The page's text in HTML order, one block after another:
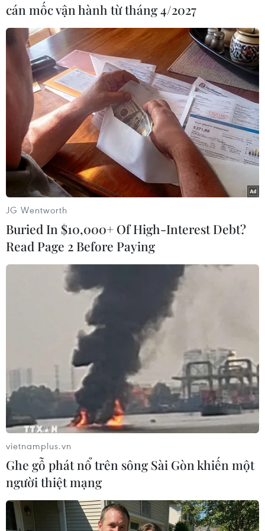
khác. Trong thời gian nghỉ học, thực hiện chỉ
đạo của Tổng cục Giáo dục nghề nghiệp, hầu hết
các cơ sở giáo dục nghề nghiệp đều đã tổ chức
khử trùng trường học, phòng học./.
(Vietnam+)
#Cơ sở giáo dục nghề nghiệp
#Tổng cục Giáo dục nghề nghiệp
#Sinh viên
Theo dõi VietnamPlus
TIN LIÊN QUAN
cán mốc vận hành từ tháng 4/2027
JG Wentworth
Buried In $10,000+ Of High-Interest Debt?
Read Page 2 Before Paying
vietnamplus.vn
Ghe gỗ phát nổ trên sông Sài Gòn khiến một
người thiệt mạng